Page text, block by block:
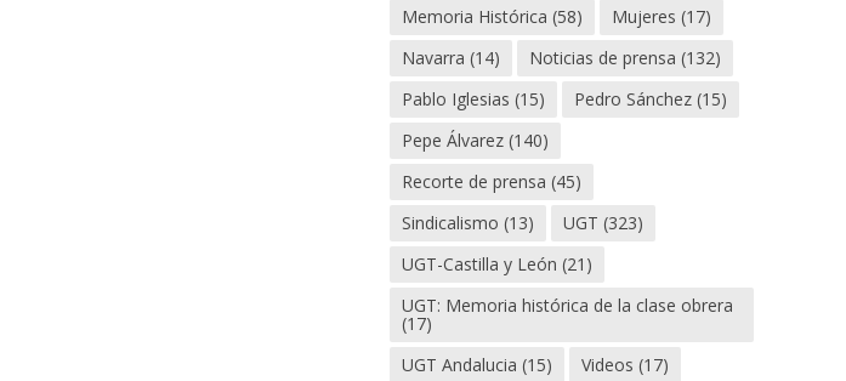
Memoria Histórica (58) Mujeres (17)
Navarra (14) Noticias de prensa (132)
Pablo Iglesias (15) Pedro Sánchez (15)
Pepe Álvarez (140)
Recorte de prensa (45)
Sindicalismo (13) UGT (323)
UGT-Castilla y León (21)
UGT: Memoria histórica de la clase obrera
(17)
UGT Andalucia (15) Videos (17)